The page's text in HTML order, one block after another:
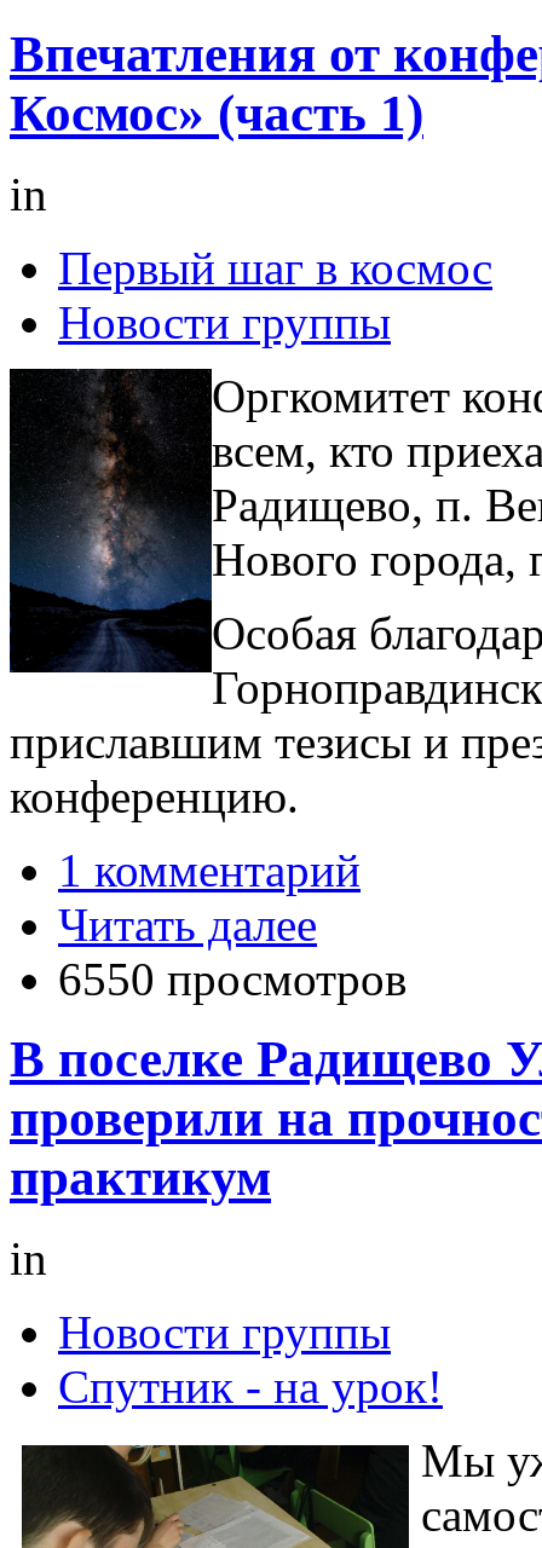
Впечатления от
Космос» (часть 1)
in
Первый шаг в космос
Новости группы
Оргкомитет
всем, кто
Радищево, п.
Нового города,
Особая
приславшим тезисы и
конференцию.
1 комментарий
Читать далее
6550 просмотров
В поселке Радищево
проверили на
практикум
in
Новости группы
Спутник - на урок!
Мы